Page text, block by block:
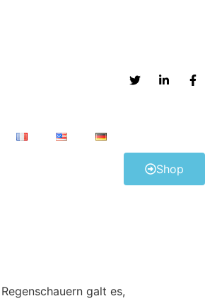
Shop
galt es,